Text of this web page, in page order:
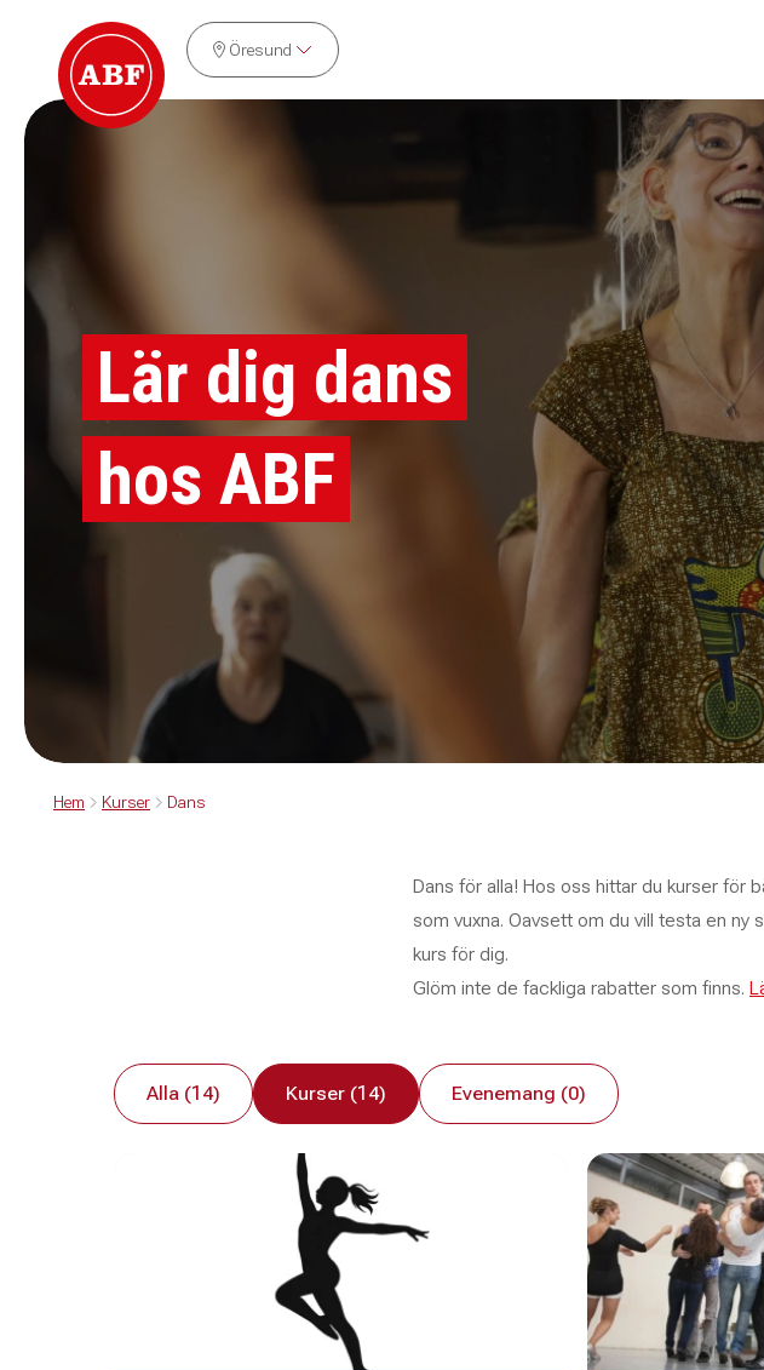
Öresund
Lär dig dans
hos ABF
Hem Kurser Dans
Dans för alla! Hos oss hittar du kurser för
som vuxna. Oavsett om du vill testa en
kurs för dig.
Glöm inte de fackliga rabatter som finns.
Alla (14) Kurser (14) Evenemang (0)